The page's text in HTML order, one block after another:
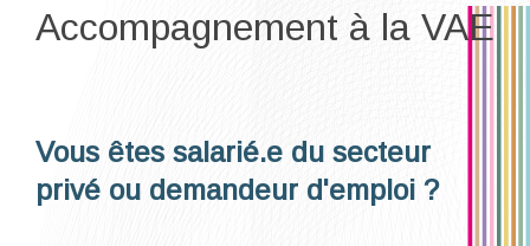
Accompagnement à la VAE
Vous êtes salarié.e du secteur
privé ou demandeur d'emploi ?